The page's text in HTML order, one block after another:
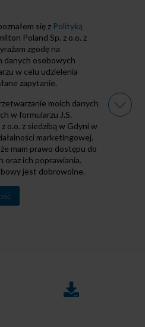
się z Polityką
Poland Sp. z o.o. z
zgodę na
danych osobowych
w celu udzielenia
zapytanie.
moich danych
w formularzu J.S.
o.o. z siedzibą w Gdyni w
marketingowej.
mam prawo dostępu do
oraz ich poprawiania.
jest dobrowolne.
DO